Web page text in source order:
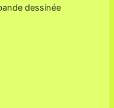
dessinée